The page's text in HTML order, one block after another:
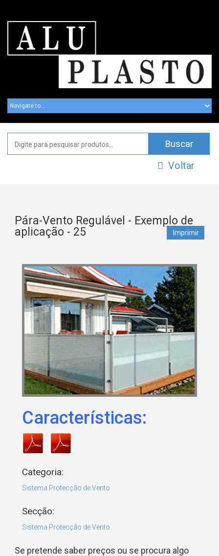
Voltar
Pára-Vento Regulável - Exemplo de
aplicação - 25
Imprimir
Características:
Categoria:
Sistema Protecção de Vento
Secção:
Sistema Protecção de Vento
Se pretende saber preços ou se procura algo